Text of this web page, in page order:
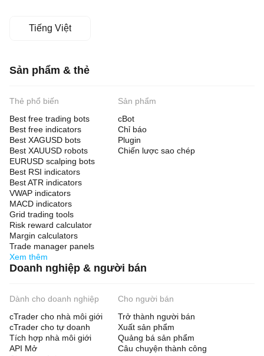
Tiếng Việt
Sản phẩm & thẻ
Thẻ phổ biến
Best free trading bots
Best free indicators
Best XAGUSD bots
Best XAUUSD robots
EURUSD scalping bots
Best RSI indicators
Best ATR indicators
VWAP indicators
MACD indicators
Grid trading tools
Risk reward calculator
Margin calculators
Trade manager panels
Xem thêm
Sản phẩm
cBot
Chỉ báo
Plugin
Chiến lược sao chép
Doanh nghiệp & người bán
Dành cho doanh nghiệp
cTrader cho nhà môi giới
cTrader cho tự doanh
Tích hợp nhà môi giới
API Mở
Cho người bán
Trở thành người bán
Xuất sản phẩm
Quảng bá sản phẩm
Câu chuyện thành công